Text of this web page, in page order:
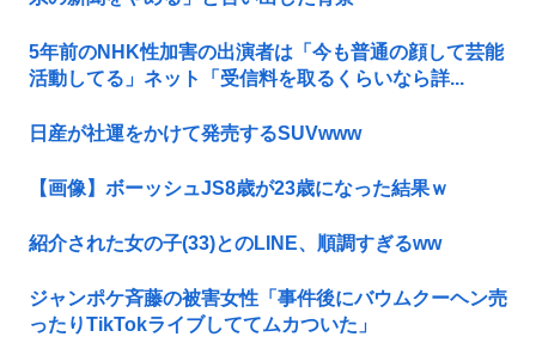
5年前のNHK性加害の出演者は「今も普通の顔して芸能
活動してる」ネット「受信料を取るくらいなら詳...
日産が社運をかけて発売するSUVwww
【画像】ボーッシュJS8歳が23歳になった結果ｗ
紹介された女の子(33)とのLINE、順調すぎるww
ジャンポケ斉藤の被害女性「事件後にバウムクーヘン売
ったりTikTokライブしててムカついた」